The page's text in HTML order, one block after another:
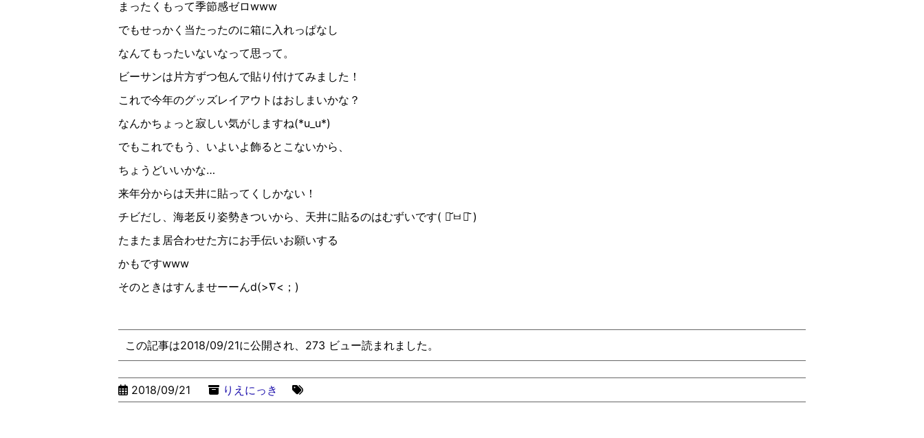
まったくもって季節感ゼロwww
でもせっかく当たったのに箱に入れっぱなし
なんてもったいないなって思って。
ビーサンは片方ずつ包んで貼り付けてみました！
これで今年のグッズレイアウトはおしまいかな？
なんかちょっと寂しい気がしますね(*u_u*)
でもこれでもう、いよいよ飾るとこないから、
ちょうどいいかな…
来年分からは天井に貼ってくしかない！
チビだし、海老反り姿勢きついから、天井に貼るのはむずいです( ･᷄ㅂ･᷅ )
たまたま居合わせた方にお手伝いお願いする
かもですwww
そのときはすんませーーんd(>∇<；)
この記事は2018/09/21に公開され、273 ビュー読まれました。
2018/09/21 りえにっき